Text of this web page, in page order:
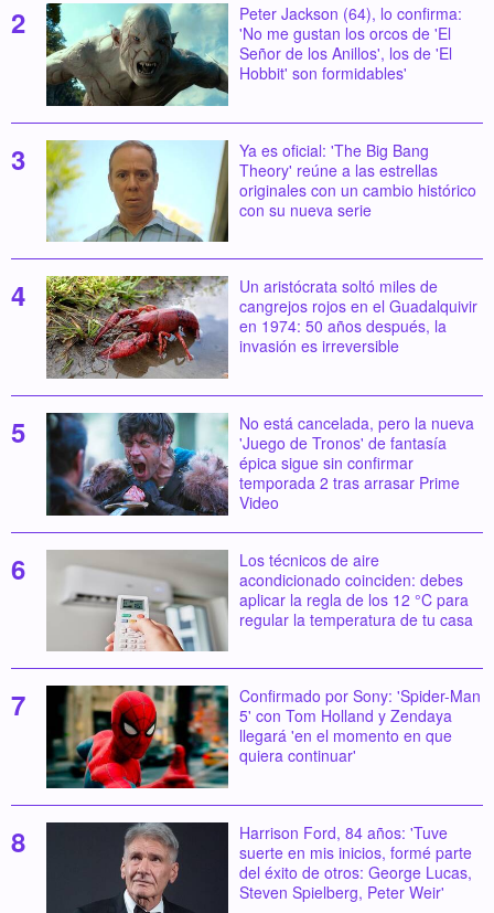
Peter Jackson (64), lo confirma:
'No me gustan los orcos de 'El
Señor de los Anillos', los de 'El
Hobbit' son formidables'
Ya es oficial: 'The Big Bang
Theory' reúne a las estrellas
originales con un cambio histórico
con su nueva serie
Un aristócrata soltó miles de
cangrejos rojos en el Guadalquivir
en 1974: 50 años después, la
invasión es irreversible
No está cancelada, pero la nueva
'Juego de Tronos' de fantasía
épica sigue sin confirmar
temporada 2 tras arrasar Prime
Video
Los técnicos de aire
acondicionado coinciden: debes
aplicar la regla de los 12 °C para
regular la temperatura de tu casa
Confirmado por Sony: 'Spider-Man
5' con Tom Holland y Zendaya
llegará 'en el momento en que
quiera continuar'
Harrison Ford, 84 años: 'Tuve
suerte en mis inicios, formé parte
del éxito de otros: George Lucas,
Steven Spielberg, Peter Weir'